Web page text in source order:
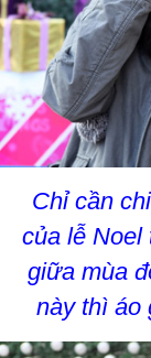
Chỉ cần
của lễ Noel
giữa mùa
này thì áo